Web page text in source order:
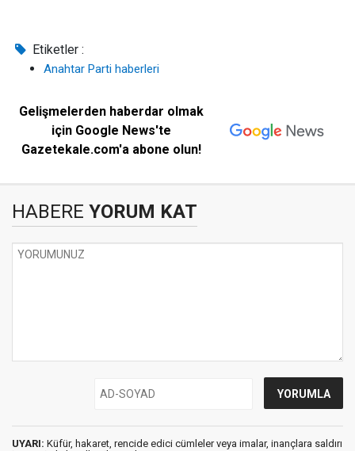
Etiketler :
Anahtar Parti haberleri
Gelişmelerden haberdar olmak
için Google News'te
Gazetekale.com'a abone olun!
HABERE YORUM KAT
UYARI: Küfür, hakaret, rencide edici cümleler veya imalar, inançlara saldırı